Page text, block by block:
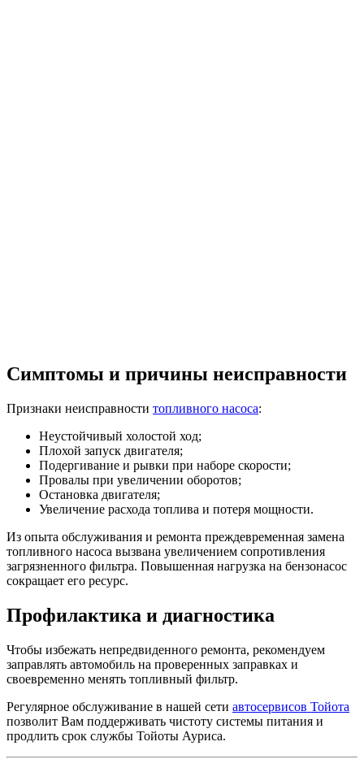
Симптомы и причины неисправности
Признаки неисправности топливного насоса:
Неустойчивый холостой ход;
Плохой запуск двигателя;
Подергивание и рывки при наборе скорости;
Провалы при увеличении оборотов;
Остановка двигателя;
Увеличение расхода топлива и потеря мощности.
Из опыта обслуживания и ремонта преждевременная замена
топливного насоса вызвана увеличением сопротивления
загрязненного фильтра. Повышенная нагрузка на бензонасос
сокращает его ресурс.
Профилактика и диагностика
Чтобы избежать непредвиденного ремонта, рекомендуем
заправлять автомобиль на проверенных заправках и
своевременно менять топливный фильтр.
Регулярное обслуживание в нашей сети автосервисов Тойота
позволит Вам поддерживать чистоту системы питания и
продлить срок службы Тойоты Ауриса.